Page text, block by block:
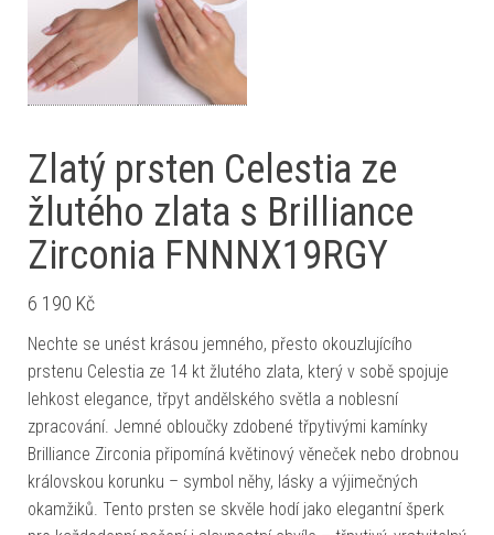
Zlatý prsten Celestia ze
žlutého zlata s Brilliance
Zirconia FNNNX19RGY
6 190 Kč
Nechte se unést krásou jemného, přesto okouzlujícího
prstenu Celestia ze 14 kt žlutého zlata, který v sobě spojuje
lehkost elegance, třpyt andělského světla a noblesní
zpracování. Jemné obloučky zdobené třpytivými kamínky
Brilliance Zirconia připomíná květinový věneček nebo drobnou
královskou korunku – symbol něhy, lásky a výjimečných
okamžiků. Tento prsten se skvěle hodí jako elegantní šperk